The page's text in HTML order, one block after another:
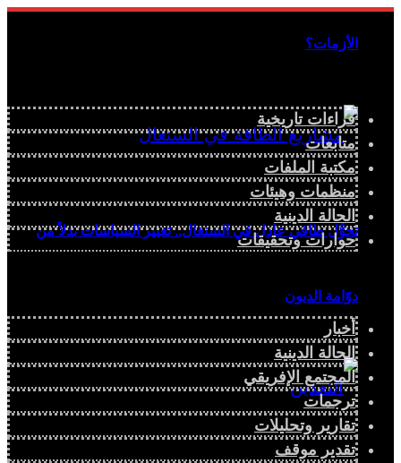
الأزمات؟
تحوُّل طاقي عادل في السنغال.. تغيير السياسات بدلاً من
دوّامة الديون
قراءات تاريخية
متابعات
مكتبة الملفات
منظمات وهيئات
الحالة الدينية
حوارات وتحقيقات
أخبار
الحالة الدينية
المجتمع الإفريقي
ترجمات
تقارير وتحليلات
تقدير موقف